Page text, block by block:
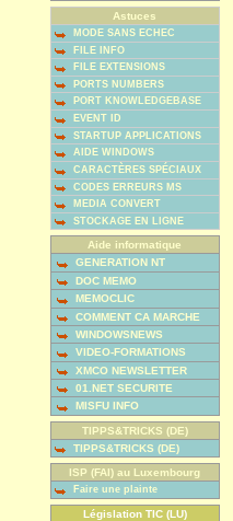
Astuces
MODE SANS ECHEC
FILE INFO
FILE EXTENSIONS
PORTS NUMBERS
PORT KNOWLEDGEBASE
EVENT ID
STARTUP APPLICATIONS
AIDE WINDOWS
CARACTÈRES SPÉCIAUX
CODES ERREURS MS
MEDIA CONVERT
STOCKAGE EN LIGNE
Aide informatique
GENERATION NT
DOC MEMO
MEMOCLIC
COMMENT CA MARCHE
WINDOWSNEWS
VIDEO-FORMATIONS
XMCO NEWSLETTER
01.NET SECURITE
MISFU INFO
TIPPS&TRICKS (DE)
TIPPS&TRICKS (DE)
ISP (FAI) au Luxembourg
Faire une plainte
Législation TIC (LU)